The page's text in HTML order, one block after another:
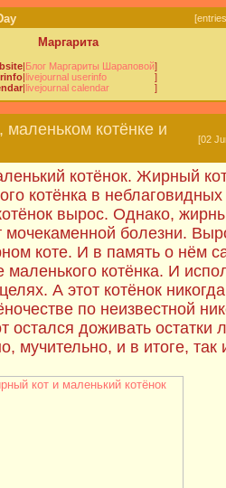
[
Маргарита
| Блог Маргариты Шараповой]
| livejournal userinfo
]
| livejournal calendar ]
маленьком котёнке и
[02
котёнок. Жирный
котёнка в
вырос. Однако,
мочекаменной болезни.
коте. И в память о нём
котёнка. И
А этот котёнок
по неизвестной
остался доживать остатки
мучительно, и в итоге, так